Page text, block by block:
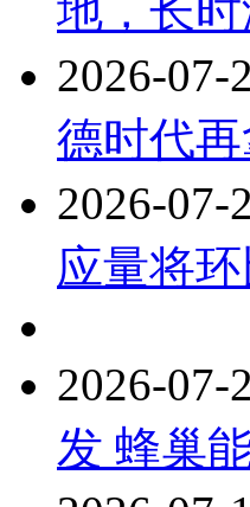
地，长
2026-07-
德时代
2026-07-
应量将
2026-07-
发 蜂巢